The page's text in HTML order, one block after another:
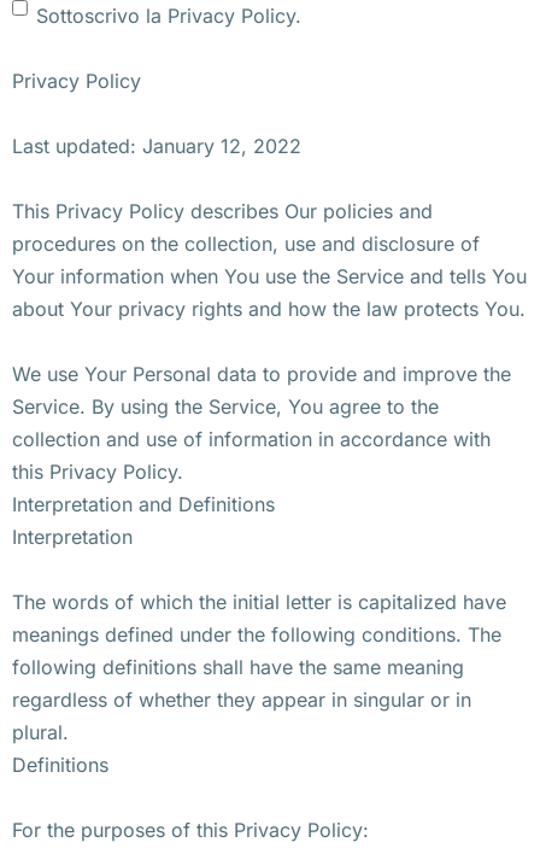
Sottoscrivo la Privacy Policy.
Privacy Policy
Last updated: January 12, 2022
This Privacy Policy describes Our policies and
procedures on the collection, use and disclosure of
Your information when You use the Service and tells You
about Your privacy rights and how the law protects You.
We use Your Personal data to provide and improve the
Service. By using the Service, You agree to the
collection and use of information in accordance with
this Privacy Policy.
Interpretation and Definitions
Interpretation
The words of which the initial letter is capitalized have
meanings defined under the following conditions. The
following definitions shall have the same meaning
regardless of whether they appear in singular or in
plural.
Definitions
For the purposes of this Privacy Policy: